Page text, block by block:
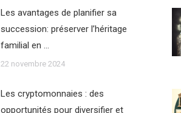
Les avantages de planifier sa
succession: préserver l’héritage
familial en …
22 novembre 2024
Les cryptomonnaies : des
opportunités pour diversifier et